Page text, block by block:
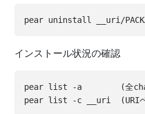
インストール状況の確認
pear list -a        (全